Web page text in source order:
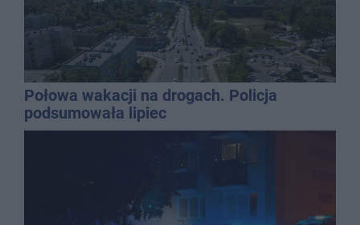
Połowa wakacji na drogach. Policja
podsumowała lipiec